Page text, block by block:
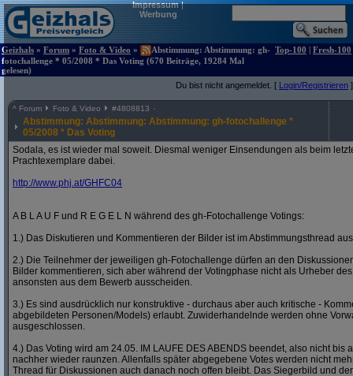
Impressum|
Werbung
Geizhals » Forum » Foto & Video »
Abstimmung: Abstimmung: gh-
fotochallenge * 05/2008 * Das Voting (670 Beiträge, 19284 Mal
gelesen)
Top-100 | Fresh-100
Du bist nicht angemeldet. [ Login/Registrieren ]
^ Forum Foto & Video #4808813
Abstimmung: Abstimmung: Abstimmung: gh-fotochallenge *
05/2008 * Das Voting
Sodala, es ist wieder mal soweit. Diesmal weniger Einsendungen als beim
Prachtexemplare dabei.
http://www.phj.at/GHFC04
A B L A U F und R E G E L N während des gh-Fotochallenge Votings:
1.) Das Diskutieren und Kommentieren der Bilder ist im Abstimmungsthread
2.) Die Teilnehmer der jeweiligen gh-Fotochallenge dürfen an den
Bilder kommentieren, sich aber während der Votingphase nicht als Urheber
ansonsten aus dem Bewerb ausscheiden.
3.) Es sind ausdrücklich nur konstruktive - durchaus aber auch kritische -
abgebildeten Personen/Models) erlaubt. Zuwiderhandelnde werden ohne
ausgeschlossen.
4.) Das Voting wird am 24.05. IM LAUFE DES ABENDS beendet, also nicht bis
nachher wieder raunzen. Allenfalls später abgegebene Votes werden nicht
Thread für Diskussionen auch danach noch offen bleibt. Das Siegerbild und